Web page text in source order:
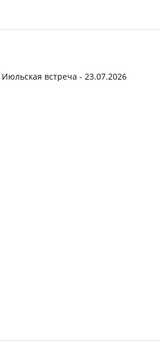
Июльская встреча - 23.07.2026